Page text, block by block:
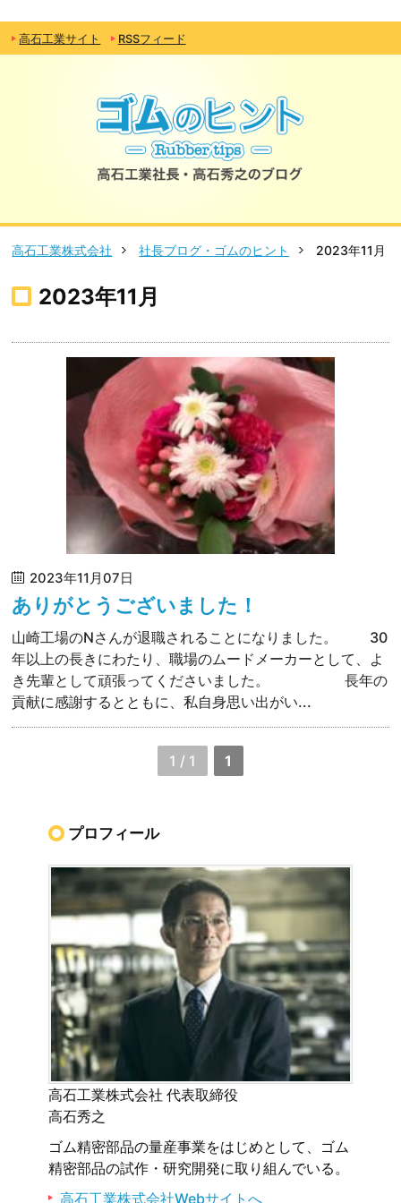
高石工業サイト RSSフィード
高石工業株式会社 社長ブログ・ゴムのヒント 2023年11月
2023年11月
2023年11月07日
ありがとうございました！
山崎工場のNさんが退職されることになりました。 30
年以上の長きにわたり、職場のムードメーカーとして、よ
き先輩として頑張ってくださいました。 長年の
貢献に感謝するとともに、私自身思い出がい...
1 / 1 1
プロフィール
高石工業株式会社 代表取締役
高石秀之
ゴム精密部品の量産事業をはじめとして、ゴム
精密部品の試作・研究開発に取り組んでいる。
高石工業株式会社Webサイトへ